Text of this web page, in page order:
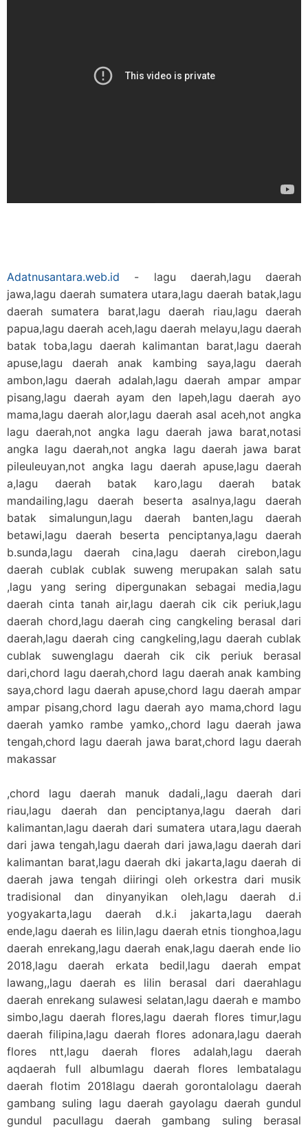
Adatnusantara.web.id - lagu daerah,lagu daerah
jawa,lagu daerah sumatera utara,lagu daerah batak,lagu
daerah sumatera barat,lagu daerah riau,lagu daerah
papua,lagu daerah aceh,lagu daerah melayu,lagu daerah
batak toba,lagu daerah kalimantan barat,lagu daerah
apuse,lagu daerah anak kambing saya,lagu daerah
ambon,lagu daerah adalah,lagu daerah ampar ampar
pisang,lagu daerah ayam den lapeh,lagu daerah ayo
mama,lagu daerah alor,lagu daerah asal aceh,not angka
lagu daerah,not angka lagu daerah jawa barat,notasi
angka lagu daerah,not angka lagu daerah jawa barat
pileuleuyan,not angka lagu daerah apuse,lagu daerah
a,lagu daerah batak karo,lagu daerah batak
mandailing,lagu daerah beserta asalnya,lagu daerah
batak simalungun,lagu daerah banten,lagu daerah
betawi,lagu daerah beserta penciptanya,lagu daerah
b.sunda,lagu daerah cina,lagu daerah cirebon,lagu
daerah cublak cublak suweng merupakan salah satu
,lagu yang sering dipergunakan sebagai media,lagu
daerah cinta tanah air,lagu daerah cik cik periuk,lagu
daerah chord,lagu daerah cing cangkeling berasal dari
daerah,lagu daerah cing cangkeling,lagu daerah cublak
cublak suwenglagu daerah cik cik periuk berasal
dari,chord lagu daerah,chord lagu daerah anak kambing
saya,chord lagu daerah apuse,chord lagu daerah ampar
ampar pisang,chord lagu daerah ayo mama,chord lagu
daerah yamko rambe yamko,,chord lagu daerah jawa
tengah,chord lagu daerah jawa barat,chord lagu daerah
makassar
,chord lagu daerah manuk dadali,,lagu daerah dari
riau,lagu daerah dan penciptanya,lagu daerah dari
kalimantan,lagu daerah dari sumatera utara,lagu daerah
dari jawa tengah,lagu daerah dari jawa,lagu daerah dari
kalimantan barat,lagu daerah dki jakarta,lagu daerah di
daerah jawa tengah diiringi oleh orkestra dari musik
tradisional dan dinyanyikan oleh,lagu daerah d.i
yogyakarta,lagu daerah d.k.i jakarta,lagu daerah
ende,lagu daerah es lilin,lagu daerah etnis tionghoa,lagu
daerah enrekang,lagu daerah enak,lagu daerah ende lio
2018,lagu daerah erkata bedil,lagu daerah empat
lawang,,lagu daerah es lilin berasal dari daerahlagu
daerah enrekang sulawesi selatan,lagu daerah e mambo
simbo,lagu daerah flores,lagu daerah flores timur,lagu
daerah filipina,lagu daerah flores adonara,lagu daerah
flores ntt,lagu daerah flores adalah,lagu daerah
aqdaerah full albumlagu daerah flores lembatalagu
daerah flotim 2018lagu daerah gorontalolagu daerah
gambang suling lagu daerah gayolagu daerah gundul
gundul pacullagu daerah gambang suling berasal